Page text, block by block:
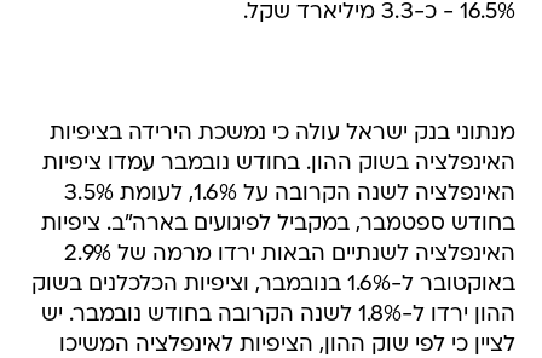
16.5% - כ-3.3 מיליארד שקל.
מנתוני בנק ישראל עולה כי נמשכת הירידה בציפיות
האינפלציה בשוק ההון. בחודש נובמבר עמדו ציפיות
האינפלציה לשנה הקרובה על 1.6%, לעומת 3.5%
בחודש ספטמבר, במקביל לפיגועים בארה"ב. ציפיות
האינפלציה לשנתיים הבאות ירדו מרמה של 2.9%
באוקטובר ל-1.6% בנובמבר, וציפיות הכלכלנים בשוק
ההון ירדו ל-1.8% לשנה הקרובה בחודש נובמבר. יש
לציין כי לפי שוק ההון, הציפיות לאינפלציה המשיכו